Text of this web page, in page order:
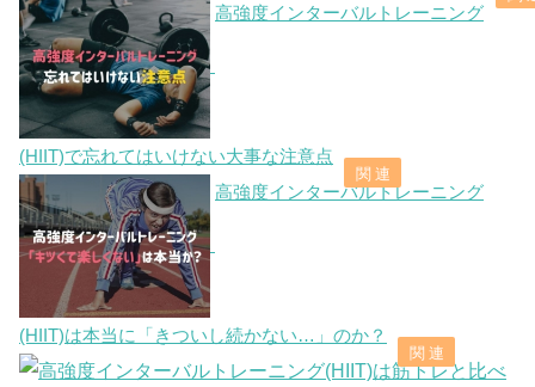
高強度インターバルトレーニング
(HIIT)で忘れてはいけない大事な注意点
高強度インターバルトレーニング
(HIIT)は本当に「きついし続かない…」のか？